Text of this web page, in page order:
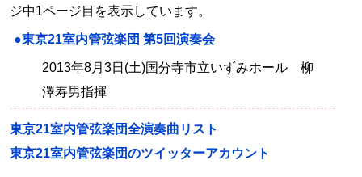
ジ中1ページ目を表示しています。
●東京21室内管弦楽団 第5回演奏会
2013年8月3日(土)国分寺市立いずみホール 柳
澤寿男指揮
東京21室内管弦楽団全演奏曲リスト
東京21室内管弦楽団のツイッターアカウント